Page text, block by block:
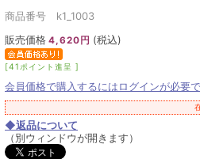
商品番号 k1_1003
販売価格 4,620円 (税込)
[41ポイント進呈 ]
会員価格で購入するにはログインが必要
◆返品について
（別ウィンドウが開きます）